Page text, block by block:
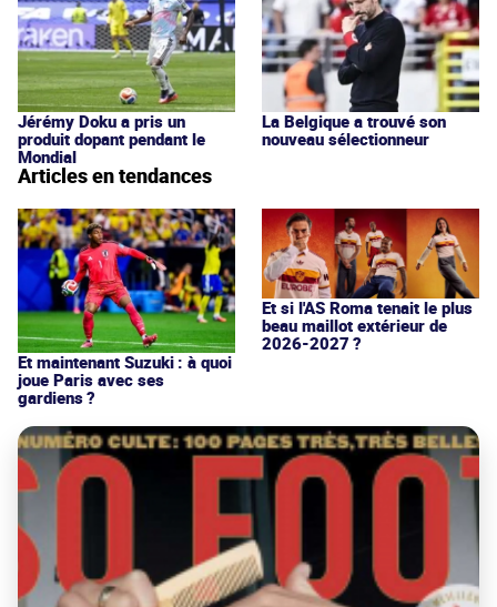
Jérémy Doku a pris un
produit dopant pendant le
Mondial
La Belgique a trouvé son
nouveau sélectionneur
Articles en tendances
Et maintenant Suzuki : à quoi
joue Paris avec ses
gardiens ?
Et si l'AS Roma tenait le plus
beau maillot extérieur de
2026-2027 ?